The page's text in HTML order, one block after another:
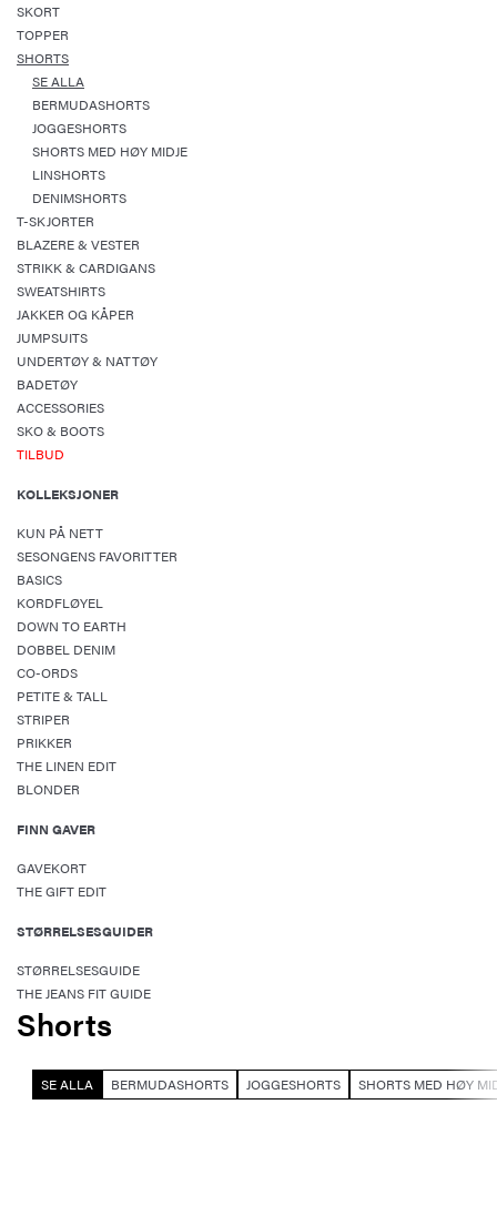
SKORT
TOPPER
SHORTS
SE ALLA
BERMUDASHORTS
JOGGESHORTS
SHORTS MED HØY MIDJE
LINSHORTS
DENIMSHORTS
T-SKJORTER
BLAZERE & VESTER
STRIKK & CARDIGANS
SWEATSHIRTS
JAKKER OG KÅPER
JUMPSUITS
UNDERTØY & NATTØY
BADETØY
ACCESSORIES
SKO & BOOTS
TILBUD
KOLLEKSJONER
KUN PÅ NETT
SESONGENS FAVORITTER
BASICS
KORDFLØYEL
DOWN TO EARTH
DOBBEL DENIM
CO-ORDS
PETITE & TALL
STRIPER
PRIKKER
THE LINEN EDIT
BLONDER
FINN GAVER
GAVEKORT
THE GIFT EDIT
STØRRELSESGUIDER
STØRRELSESGUIDE
THE JEANS FIT GUIDE
Shorts
SE ALLA BERMUDASHORTS JOGGESHORTS SHORTS MED HØY